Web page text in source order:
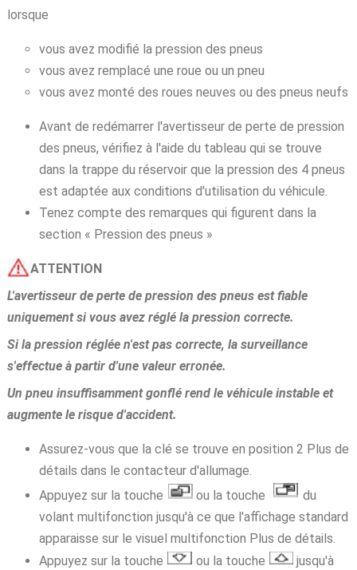
lorsque
vous avez modifié la pression des pneus
vous avez remplacé une roue ou un pneu
vous avez monté des roues neuves ou des pneus neufs
Avant de redémarrer l'avertisseur de perte de pression
des pneus, vérifiez à l'aide du tableau qui se trouve
dans la trappe du réservoir que la pression des 4 pneus
est adaptée aux conditions d'utilisation du véhicule.
Tenez compte des remarques qui figurent dans la
section « Pression des pneus »
ATTENTION
L'avertisseur de perte de pression des pneus est fiable
uniquement si vous avez réglé la pression correcte.
Si la pression réglée n'est pas correcte, la surveillance
s'effectue à partir d'une valeur erronée.
Un pneu insuffisamment gonflé rend le véhicule instable et
augmente le risque d'accident.
Assurez-vous que la clé se trouve en position 2 Plus de
détails dans le contacteur d'allumage.
Appuyez sur la touche
ou la touche
du
volant multifonction jusqu'à ce que l'affichage standard
apparaisse sur le visuel multifonction Plus de détails.
Appuyez sur la touche
ou la touche jusqu'à